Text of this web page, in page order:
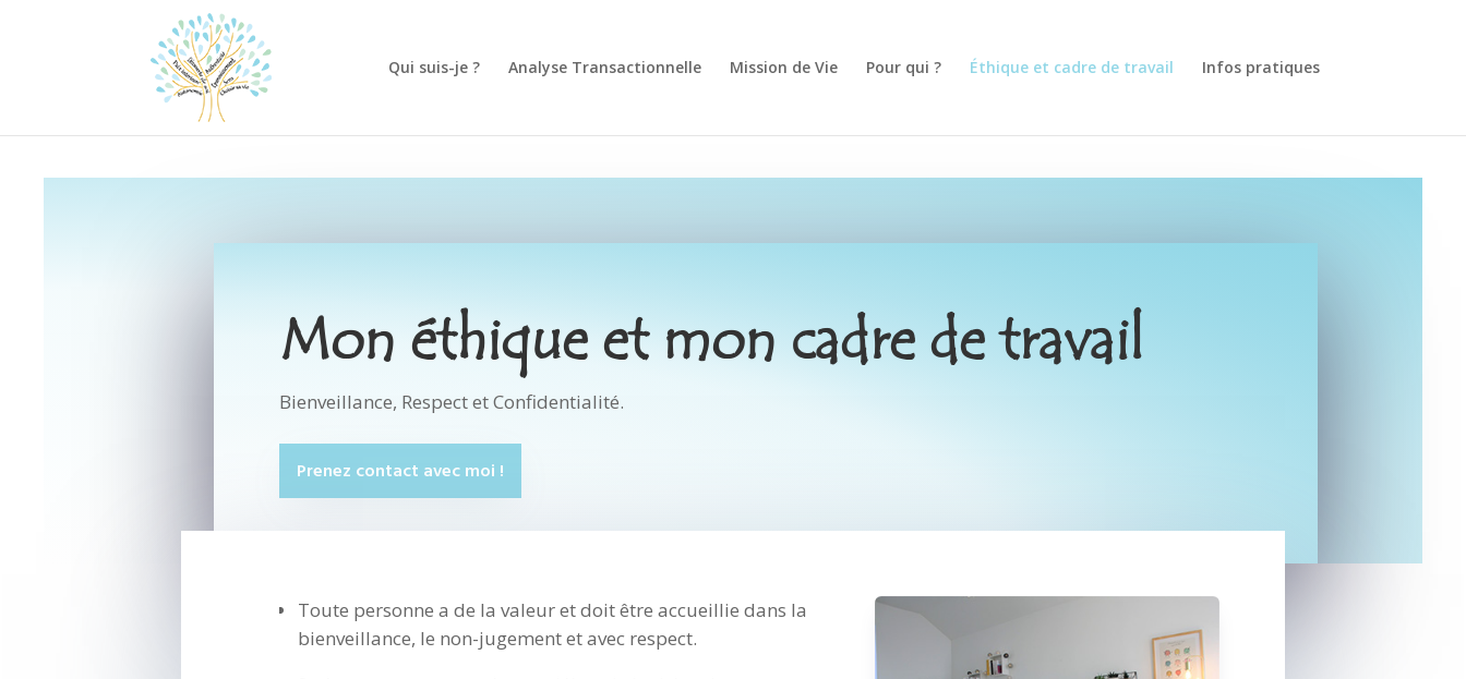
Qui suis-je ? Analyse Transactionnelle Mission de Vie Pour qui ? Éthique et cadre de travail Infos pratiques
Mon éthique et mon cadre de travail
Bienveillance, Respect et Confidentialité.
Prenez contact avec moi !
Toute personne a de la valeur et doit être accueillie dans la
bienveillance, le non-jugement et avec respect.